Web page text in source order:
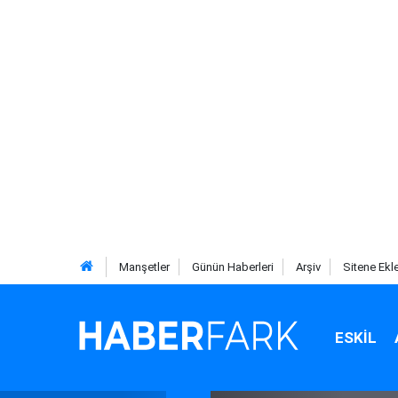
Manşetler Günün Haberleri Arşiv Sitene
ESKIL